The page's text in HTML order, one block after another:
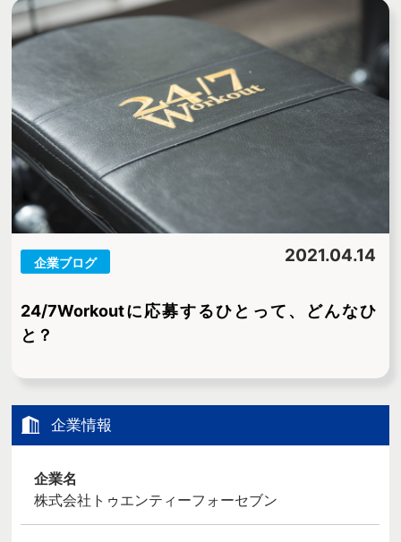
企業ブログ 2021.04.14
24/7Workoutに応募するひとって、どんなひ
と？
企業情報
企業名
株式会社トゥエンティーフォーセブン